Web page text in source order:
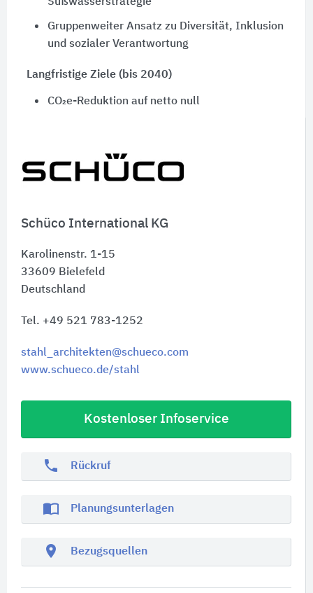
Schüco International KG
Karolinenstr. 1-15
33609 Bielefeld
Deutschland
Tel. +49 521 783-1252
stahl_architekten@schueco.com
www.schueco.de/stahl
Kostenloser Infoservice
phone Rückruf
import_contacts Planungsunterlagen
location_on Bezugsquellen
Süßwasserstrategie
Gruppenweiter Ansatz zu Diversität, Inklusion
und sozialer Verantwortung
Langfristige Ziele (bis 2040)
CO₂e-Reduktion auf netto null
Etablierung ressourcenarmer
Geschäftsmodelle